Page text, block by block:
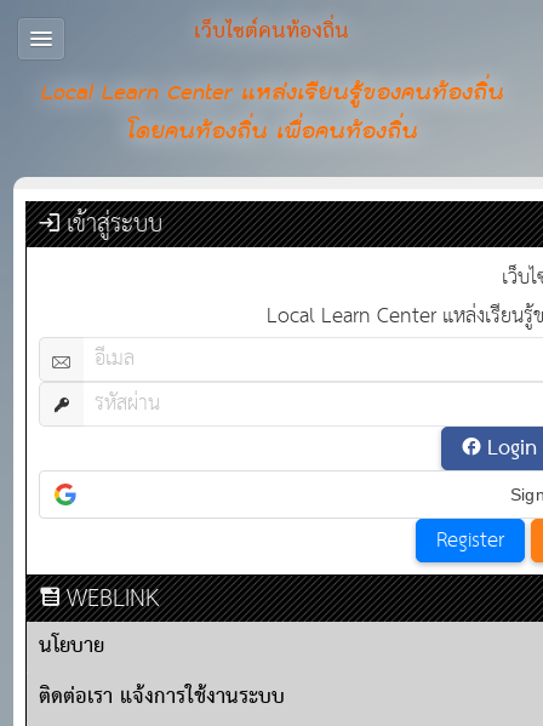
เว็บไซต์คนท้องถิ่น
Local Learn Center แหล่งเรียนรู้ของคนท้องถิ่น
โดยคนท้องถิ่น เพื่อคนท้องถิ่น
เข้าสู่ระบบ
เว็บ
Local Learn Center แหล่งเรียน
WEBLINK
นโยบาย
ติดต่อเรา แจ้งการใช้งานระบบ